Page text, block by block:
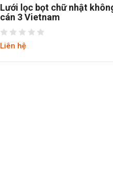
Lưới lọc bọt chữ nhật
cán 3 Vietnam
Liên hệ